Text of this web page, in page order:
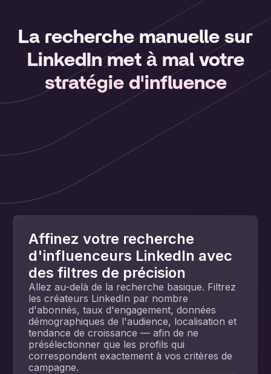
La recherche manuelle sur
LinkedIn met à mal votre
stratégie d'influence
Affinez votre recherche
d'influenceurs LinkedIn avec
des filtres de précision
Allez au-delà de la recherche basique. Filtrez
les créateurs LinkedIn par nombre
d'abonnés, taux d'engagement, données
démographiques de l'audience, localisation et
tendance de croissance — afin de ne
présélectionner que les profils qui
correspondent exactement à vos critères de
campagne.